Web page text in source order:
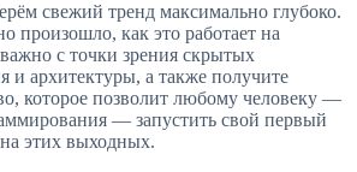
свежий тренд максимально глубоко.
произошло, как это работает на
с точки зрения скрытых
архитектуры, а также получите
которое позволит любому человеку —
— запустить свой первый
этих выходных.